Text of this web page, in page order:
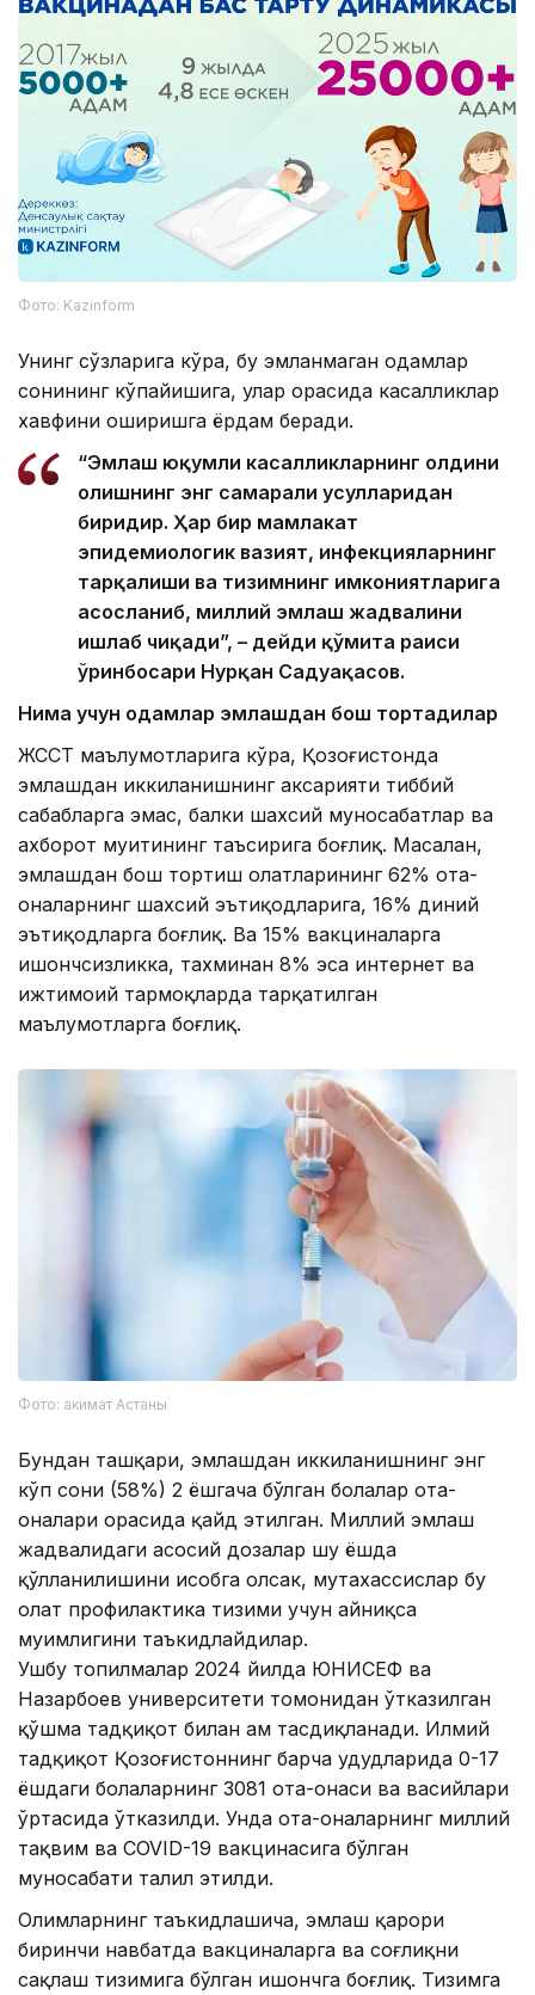
Фото: Kazinform
Унинг сўзларига кўра, бу эмланмаган одамлар
сонининг кўпайишига, улар орасида касалликлар
хавфини оширишга ёрдам беради.
“Эмлаш юқумли касалликларнинг олдини
олишнинг энг самарали усулларидан
биридир. Ҳар бир мамлакат
эпидемиологик вазият, инфекцияларнинг
тарқалиши ва тизимнинг имкониятларига
асосланиб, миллий эмлаш жадвалини
ишлаб чиқади”, – дейди қўмита раиси
ўринбосари Нурқан Садуақасов.
Нима учун одамлар эмлашдан бош тортадилар
ЖССТ маълумотларига кўра, Қозоғистонда
эмлашдан иккиланишнинг аксарияти тиббий
сабабларга эмас, балки шахсий муносабатлар ва
ахборот муҳитининг таъсирига боғлиқ. Масалан,
эмлашдан бош тортиш ҳолатларининг 62% ота-
оналарнинг шахсий эътиқодларига, 16% диний
эътиқодларга боғлиқ. Ва 15% вакциналарга
ишончсизликка, тахминан 8% эса интернет ва
ижтимоий тармоқларда тарқатилган
маълумотларга боғлиқ.
Фото: акимат Астаны
Бундан ташқари, эмлашдан иккиланишнинг энг
кўп сони (58%) 2 ёшгача бўлган болалар ота-
оналари орасида қайд этилган. Миллий эмлаш
жадвалидаги асосий дозалар шу ёшда
қўлланилишини ҳисобга олсак, мутахассислар бу
ҳолат профилактика тизими учун айниқса
муҳимлигини таъкидлайдилар.
Ушбу топилмалар 2024 йилда ЮНИCЕФ ва
Назарбоев университети томонидан ўтказилган
қўшма тадқиқот билан ҳам тасдиқланади. Илмий
тадқиқот Қозоғистоннинг барча ҳудудларида 0-17
ёшдаги болаларнинг 3081 ота-онаси ва васийлари
ўртасида ўтказилди. Унда ота-оналарнинг миллий
тақвим ва COVID-19 вакцинасига бўлган
муносабати таҳлил этилди.
Олимларнинг таъкидлашича, эмлаш қарори
биринчи навбатда вакциналарга ва соғлиқни
сақлаш тизимига бўлган ишончга боғлиқ. Тизимга